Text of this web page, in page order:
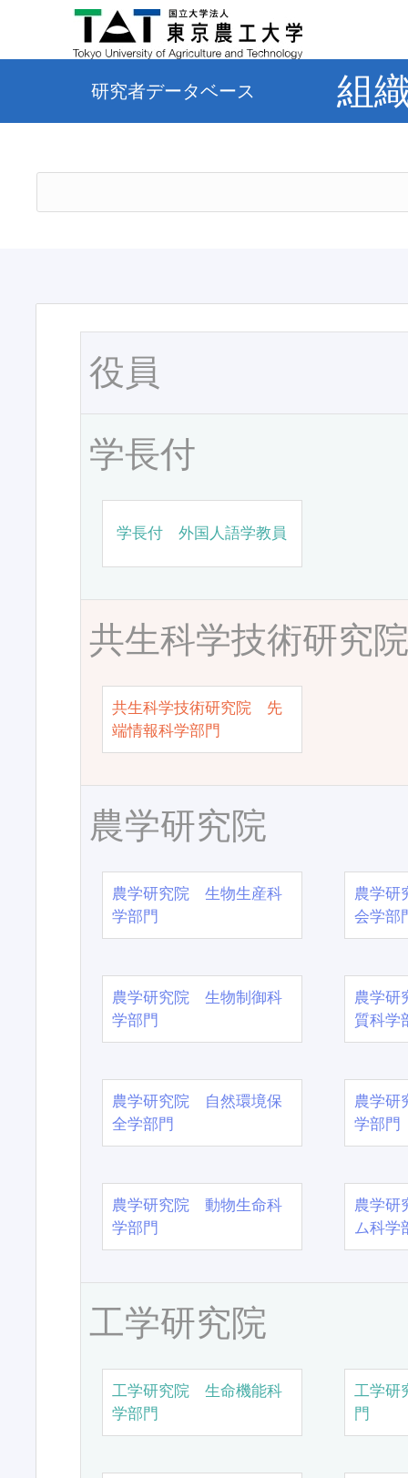
研究者データベース 組
役員
学長付
学長付 外国人語学教員
共生科学技術研究
共生科学技術研究院 先
端情報科学部門
農学研究院
農学研究院 生物生産科
学部門
農学
会学部
農学研究院 生物制御科
学部門
農学
質科学
農学研究院 自然環境保
全学部門
農学
学部門
農学研究院 動物生命科
学部門
農学
ム科学
工学研究院
工学研究院 生命機能科
学部門
工学研
門